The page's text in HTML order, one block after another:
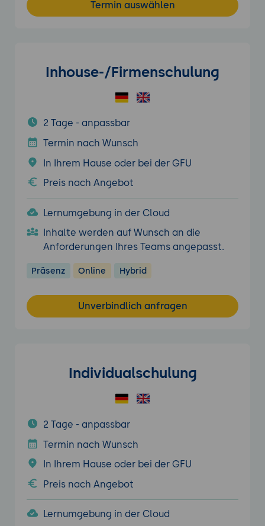
Termin auswählen
Inhouse-/Firmenschulung
2 Tage - anpassbar
Termin nach Wunsch
In Ihrem Hause oder bei der GFU
Preis nach Angebot
Lernumgebung in der Cloud
Inhalte werden auf Wunsch an die
Anforderungen Ihres Teams angepasst.
Präsenz Online Hybrid
Unverbindlich anfragen
Individualschulung
2 Tage - anpassbar
Termin nach Wunsch
In Ihrem Hause oder bei der GFU
Preis nach Angebot
Lernumgebung in der Cloud